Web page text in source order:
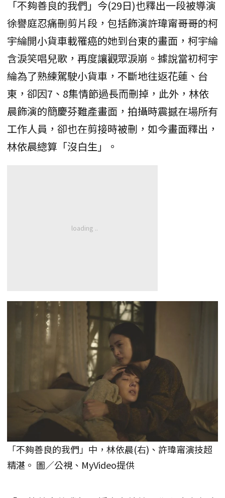
「不夠善良的我們」今(29日)也釋出一段被導演
徐譽庭忍痛刪剪片段，包括飾演許瑋甯哥哥的柯
宇綸開小貨車載罹癌的她到台東的畫面，柯宇綸
含淚笑唱兒歌，再度讓觀眾淚崩。據說當初柯宇
綸為了熟練駕駛小貨車，不斷地往返花蓮、台
東，卻因7、8集情節過長而刪掉，此外，林依
晨飾演的簡慶芬難產畫面，拍攝時震撼在場所有
工作人員，卻也在剪接時被刪，如今畫面釋出，
林依晨總算「沒白生」。
「不夠善良的我們」中，林依晨(右)、許瑋甯演技超
精湛。 圖／公視、MyVideo提供